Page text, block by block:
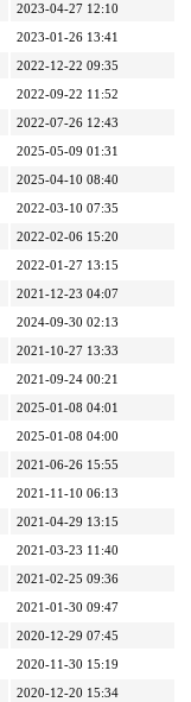
2023-04-27 12:10
2023-01-26 13:41
2022-12-22 09:35
2022-09-22 11:52
2022-07-26 12:43
2025-05-09 01:31
2025-04-10 08:40
2022-03-10 07:35
2022-02-06 15:20
2022-01-27 13:15
2021-12-23 04:07
2024-09-30 02:13
2021-10-27 13:33
2021-09-24 00:21
2025-01-08 04:01
2025-01-08 04:00
2021-06-26 15:55
2021-11-10 06:13
2021-04-29 13:15
2021-03-23 11:40
2021-02-25 09:36
2021-01-30 09:47
2020-12-29 07:45
2020-11-30 15:19
2020-12-20 15:34